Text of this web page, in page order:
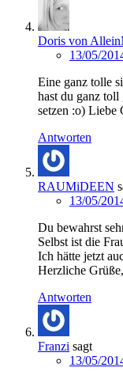
Doris von
13/05/
Eine ganz tolle
hast du ganz
setzen :o) Liebe
Antworten
RAUMiDEEN
13/05/
Du bewahrst
Selbst ist die
Ich hätte jetzt
Herzliche
Antworten
Franzi sagt
13/05/